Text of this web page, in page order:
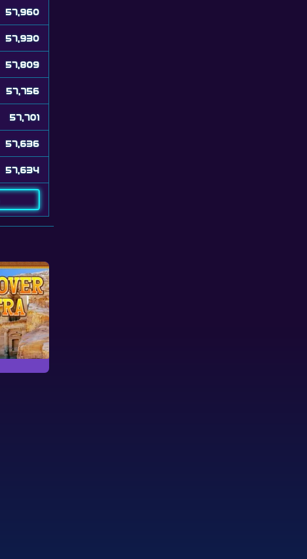
57,960
57,930
57,809
57,756
57,701
57,636
57,634